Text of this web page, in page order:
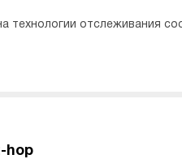
технологии отслеживания
hop